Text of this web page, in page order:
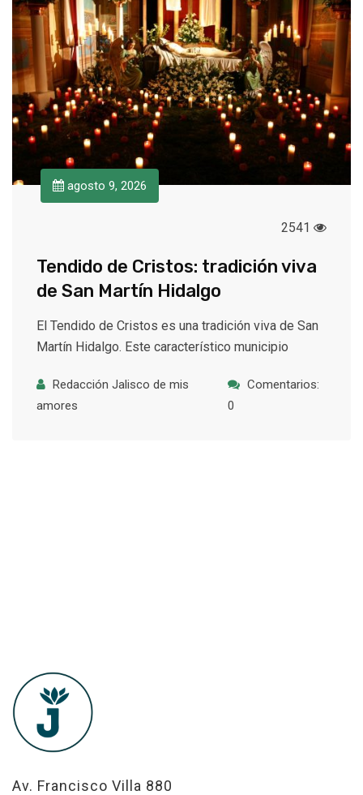
agosto 9, 2026
2541
Tendido de Cristos: tradición viva
de San Martín Hidalgo
El Tendido de Cristos es una tradición viva de San
Martín Hidalgo. Este característico municipio
Redacción Jalisco de mis
amores
Comentarios:
0
Av. Francisco Villa 880